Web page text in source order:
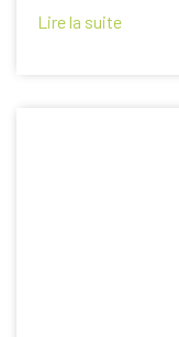
Lire la suite